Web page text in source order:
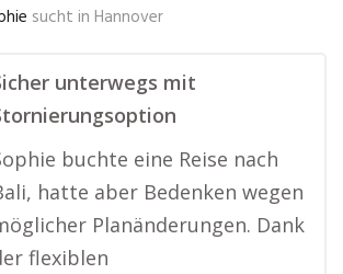
sucht in Hannover
unterwegs mit
buchte eine Reise nach
hatte aber Bedenken wegen
Planänderungen. Dank
flexiblen